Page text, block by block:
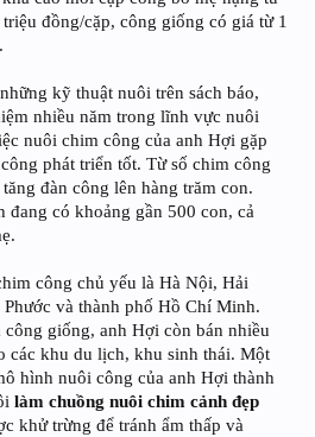
đồng/cặp, công giống có giá từ 1
kỹ thuật nuôi trên sách báo,
nhiều năm trong lĩnh vực nuôi
nuôi chim công của anh Hợi gặp
phát triển tốt. Từ số chim công
đàn công lên hàng trăm con.
đang có khoảng gần 500 con, cả
công chủ yếu là Hà Nội, Hải
và thành phố Hồ Chí Minh.
giống, anh Hợi còn bán nhiều
các khu du lịch, khu sinh thái. Một
hình nuôi công của anh Hợi thành
làm chuồng nuôi chim cảnh đẹp
khử trừng để tránh ẩm thấp và